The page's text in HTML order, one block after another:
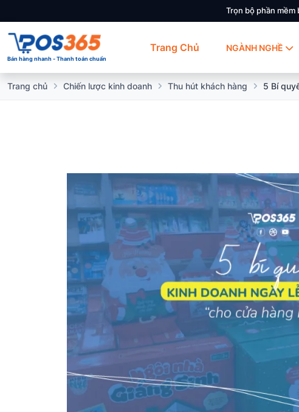
Trọn bộ phần
Bán hàng nhanh - Thanh toán chuẩn
Trang Chủ NGÀNH NGHỀ
Trang chủ Chiến lược kinh doanh Thu hút khách hàng